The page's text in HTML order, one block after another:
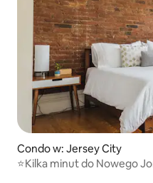
Condo w: Jersey City
⭐Kilka minut do Nowego